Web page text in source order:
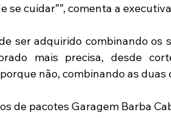
se cuidar””, comenta a
ser adquirido combinando os
mais precisa, desde
não, combinando as duas
de pacotes Garagem Barba